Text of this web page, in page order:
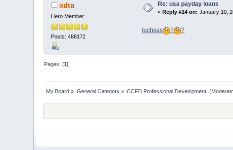
xdta
Hero Member
Posts: 488172
Re: usa payday loans
« Reply #14 on: January 10,
tuchkas ? ?
Pages: [1]
My Board » General Category» CCFD Professional Development